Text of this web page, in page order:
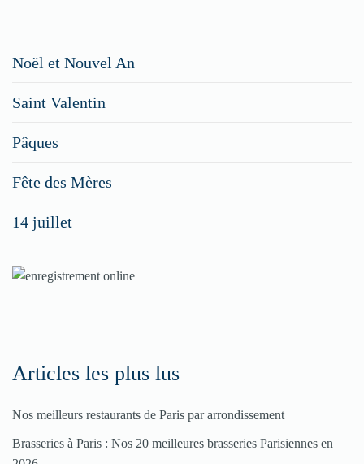
votre
Noël et Nouvel An
Saint Valentin
Pâques
Fête des Mères
14 juillet
Articles les plus lus
Nos meilleurs restaurants de Paris par arrondissement
Brasseries à Paris : Nos 20 meilleures brasseries Parisiennes en